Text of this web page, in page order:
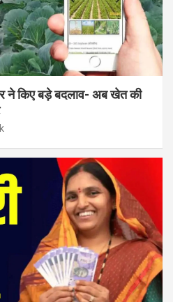
ने किए बड़े बदलाव- अब खेत की